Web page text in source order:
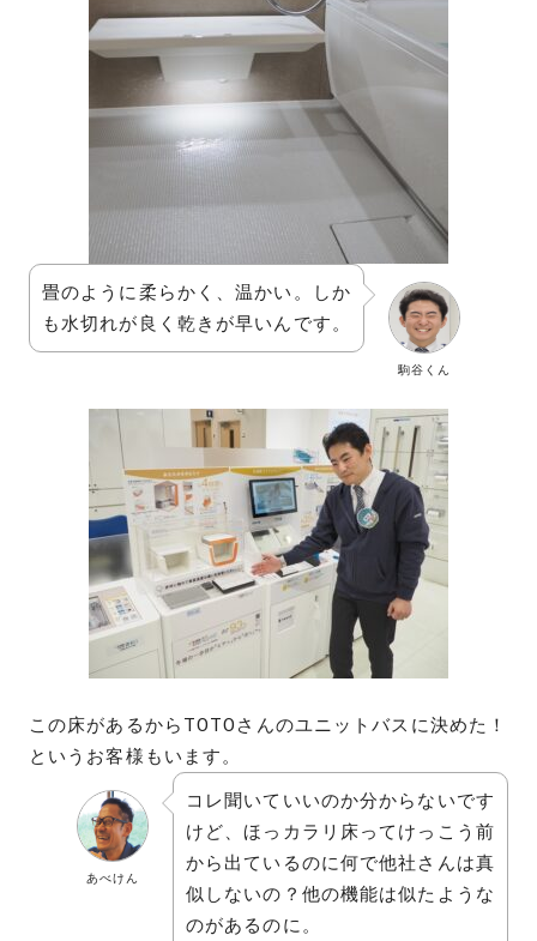
駒谷くん
畳のように柔らかく、温かい。しか
も水切れが良く乾きが早いんです。
この床があるからTOTOさんのユニットバスに決めた！
というお客様もいます。
あべけん
コレ聞いていいのか分からないです
けど、ほっカラリ床ってけっこう前
から出ているのに何で他社さんは真
似しないの？他の機能は似たような
のがあるのに。